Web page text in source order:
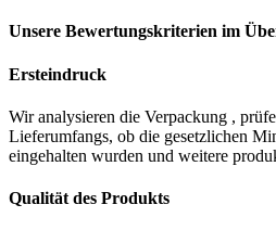
Unsere Bewertungskriterien im
Ersteindruck
Wir analysieren die Verpackung ,
Lieferumfangs, ob die gesetzlichen
eingehalten wurden und weitere
Qualität des Produkts